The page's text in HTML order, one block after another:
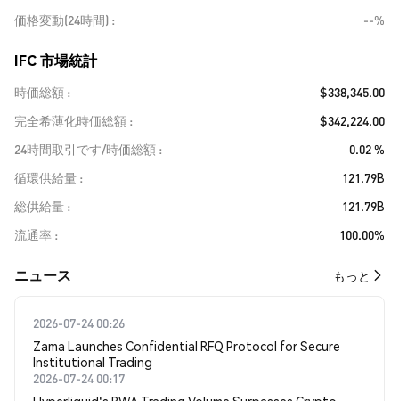
価格変動(24時間)
--%
IFC 市場統計
時価総額
$338,345.00
完全希薄化時価総額
$342,224.00
24時間取引です/時価総額
0.02 %
循環供給量
121.79B
総供給量
121.79B
流通率
100.00%
​​ニュース​​ もっと
2026-07-24 00:26
Zama Launches Confidential RFQ Protocol for Secure
Institutional Trading
2026-07-24 00:17